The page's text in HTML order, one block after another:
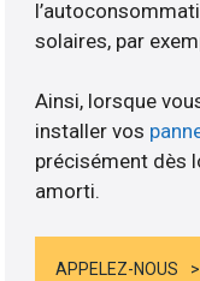
solaires, par
Ainsi, lorsque
installer vos
précisément dès
amorti.
APPELEZ-NOUS